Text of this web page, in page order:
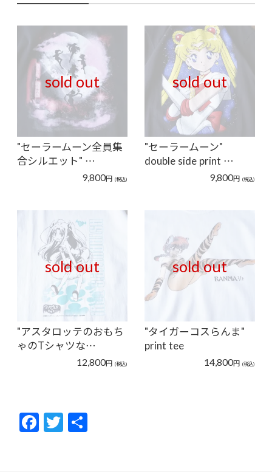
sold out
"セーラームーン全員集
合シルエット" …
9,800円 (税込)
sold out
"セーラームーン"
double side print …
9,800円 (税込)
sold out
"アスタロッテのおもち
ゃのTシャツな…
12,800円 (税込)
sold out
"タイガーコスらんま"
print tee
14,800円 (税込)
F
ac
T
w